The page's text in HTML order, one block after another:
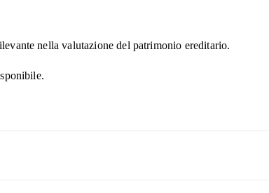
nella valutazione del patrimonio ereditario.